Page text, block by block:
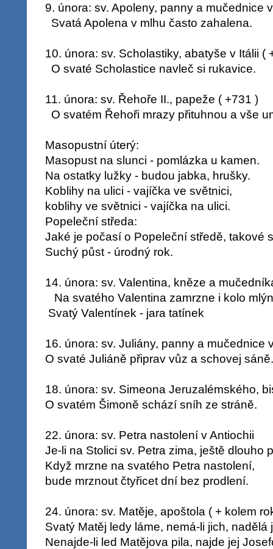
9. února: sv. Apoleny, panny a mučednice
Svatá Apolena v mlhu často zahalena.
10. února: sv. Scholastiky, abatyše v Itálii (
O svaté Scholastice navleč si rukavice.
11. února: sv. Řehoře II., papeže ( +731 )
O svatém Řehoři mrazy přituhnou a vše
Masopustní úterý:
Masopust na slunci - pomlázka u kamen.
Na ostatky lužky - budou jabka, hrušky.
Koblihy na ulici - vajíčka ve světnici,
koblihy ve světnici - vajíčka na ulici.
Popeleční středa:
Jaké je počasí o Popeleční středě, takové
Suchý půst - úrodný rok.
14. února: sv. Valentina, kněze a
Na svatého Valentina zamrzne i kolo
Svatý Valentínek - jara tatínek
16. února: sv. Juliány, panny a mučednice
O svaté Juliáně připrav vůz a schovej sáně.
18. února: sv. Simeona Jeruzalémského,
O svatém Šimoně schází sníh ze stráně.
22. února: sv. Petra nastolení v Antiochii
Je-li na Stolici sv. Petra zima, ještě dlouho
Když mrzne na svatého Petra nastolení,
bude mrznout čtyřicet dní bez prodlení.
24. února: sv. Matěje, apoštola ( + kolem
Svatý Matěj ledy láme, nemá-li jich, nadělá
Nenajde-li led Matějova pila, najde jej